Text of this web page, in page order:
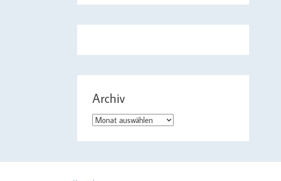
Archiv
Archiv